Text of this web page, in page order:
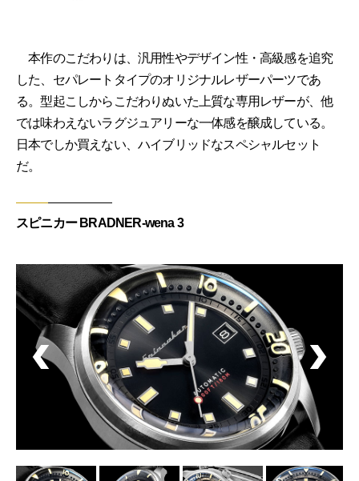
本作のこだわりは、汎用性やデザイン性・高級感を追究
した、セパレートタイプのオリジナルレザーパーツであ
る。型起こしからこだわりぬいた上質な専用レザーが、他
では味わえないラグジュアリーな一体感を醸成している。
日本でしか買えない、ハイブリッドなスペシャルセット
だ。
スピニカー BRADNER-wena 3